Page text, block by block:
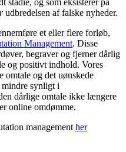
stadie, og som eksisterer på
udbredelsen af falske nyheder.
et eller flere forløb,
Management. Disse
begraver og fjerner dårlig
og positivt indhold. Vores
omtale og det uønskede
mindre synligt i
dårlige omtale ikke længere
online omdømme.
management her